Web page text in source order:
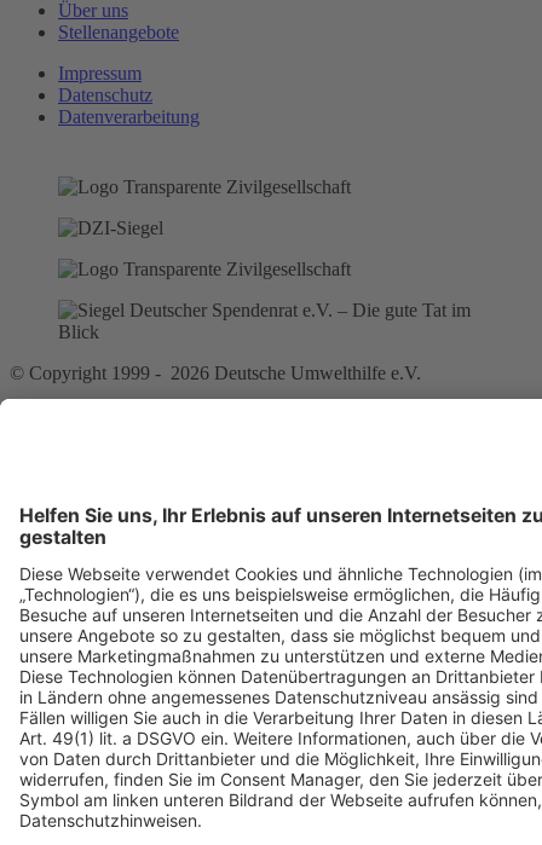
Über uns
Stellenangebote
Impressum
Datenschutz
Datenverarbeitung
© Copyright 1999 - 2026 Deutsche Umwelthilfe e.V.